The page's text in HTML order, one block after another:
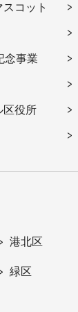
コット
念事業
区役所
港北区
緑区